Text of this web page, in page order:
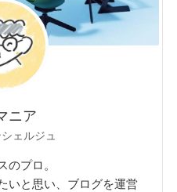
ニア
ェルジュ
プロ。
いと思い、ブログを運営